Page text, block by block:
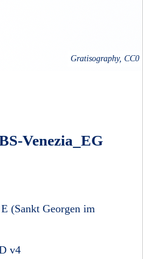
Gratisography, CC0
Venezia_EG
(Sankt Georgen im
v4